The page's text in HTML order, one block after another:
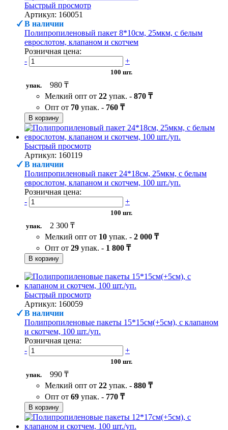
Быстрый просмотр
Артикул: 160051
В наличии
Полипропиленовый пакет 8*10см, 25мкм, с белым
еврослотом, клапаном и скотчем
Розничная цена:
-
+
100 шт.
упак.
980 ₸
Мелкий опт от 22 упак. - 870 ₸
Опт от 70 упак. - 760 ₸
В корзину
Быстрый просмотр
Артикул: 160119
В наличии
Полипропиленовый пакет 24*18см, 25мкм, с белым
еврослотом, клапаном и скотчем, 100 шт./уп.
Розничная цена:
-
+
100 шт.
упак.
2 300 ₸
Мелкий опт от 10 упак. - 2 000 ₸
Опт от 29 упак. - 1 800 ₸
В корзину
Быстрый просмотр
Артикул: 160059
В наличии
Полипропиленовые пакеты 15*15см(+5см), с клапаном
и скотчем, 100 шт./уп.
Розничная цена:
-
+
100 шт.
упак.
990 ₸
Мелкий опт от 22 упак. - 880 ₸
Опт от 69 упак. - 770 ₸
В корзину